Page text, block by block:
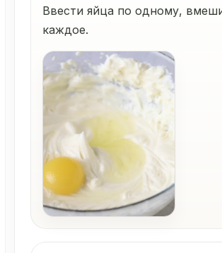
Ввести яйца по одному,
каждое.